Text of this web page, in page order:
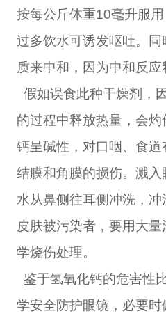
按每公斤体重10毫升服
过多饮水可诱发呕吐。
质来中和，因为中和反应
假如误食此种干燥剂，
的过程中释放热量，会
钙呈碱性，对口咽、食
结膜和角膜的损伤。溅
水从鼻侧往耳侧冲洗，
皮肤被污染者，要用大
学烧伤处理。
鉴于氢氧化钙的危害性
学安全防护眼镜，必要